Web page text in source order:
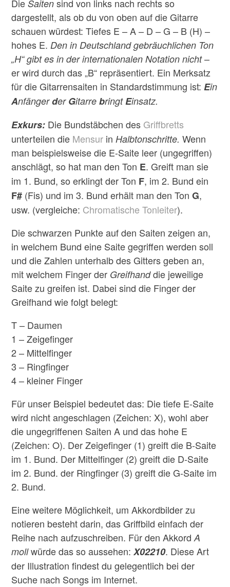
DieSaiten sind von links nach rechts so
dargestellt, als ob du von oben auf die Gitarre
schauen würdest: Tiefes E – A – D – G – B (H) –
hohes E. Den in Deutschland gebräuchlichen Ton
„H“ gibt es in der internationalen Notation nicht–
er wird durch das „B“ repräsentiert. Ein Merksatz
für die Gitarrensaiten in Standardstimmung ist: Ein
Anfängerder GitarrebringtEinsatz.
Exkurs: Die Bundstäbchen des Griffbretts
unterteilen die Mensur in Halbtonschritte.Wenn
man beispielsweise die E-Saite leer (ungegriffen)
anschlägt, so hat man den Ton E. Greift man sie
im 1. Bund, so erklingt der Ton F, im 2. Bund ein
F# (Fis) und im 3. Bund erhält man den TonG,
usw. (vergleiche: Chromatische Tonleiter).
Die schwarzen Punkte auf den Saiten zeigen an,
in welchem Bund eine Saite gegriffen werden soll
und die Zahlen unterhalb des Gitters geben an,
mit welchem Finger der Greifhanddie jeweilige
Saite zu greifen ist. Dabei sind die Finger der
Greifhand wie folgt belegt:
T – Daumen
1 – Zeigefinger
2 – Mittelfinger
3 – Ringfinger
4 – kleiner Finger
Für unser Beispiel bedeutet das: Die tiefe E-Saite
wird nicht angeschlagen (Zeichen: X), wohl aber
die ungegriffenen Saiten A und das hohe E
(Zeichen: O). Der Zeigefinger (1) greift die B-Saite
im 1. Bund. Der Mittelfinger (2) greift die D-Saite
im 2. Bund. der Ringfinger (3) greift die G-Saite im
2. Bund.
Eine weitere Möglichkeit, um Akkordbilder zu
notieren besteht darin, das Griffbild einfach der
Reihe nach aufzuschreiben. Für den AkkordA
mollwürde das so aussehen:X02210. Diese Art
der Illustration findest du gelegentlich bei der
Suche nach Songs im Internet.